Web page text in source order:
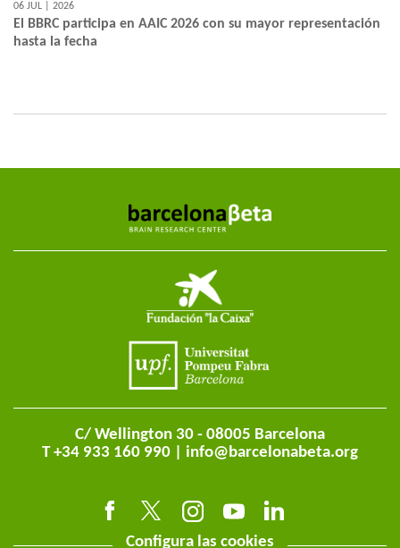
06 JUL | 2026
El BBRC participa en AAIC 2026 con su mayor representación
hasta la fecha
C/ Wellington 30 - 08005 Barcelona
T +34 933 160 990 | info@barcelonabeta.org
Configura las cookies